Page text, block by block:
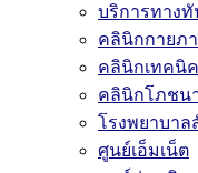
บริการทาง
คลินิกกายภ
คลินิกเทคนิ
คลินิกโภชน
โรงพยาบาล
ศูนย์เอ็มเน็ต